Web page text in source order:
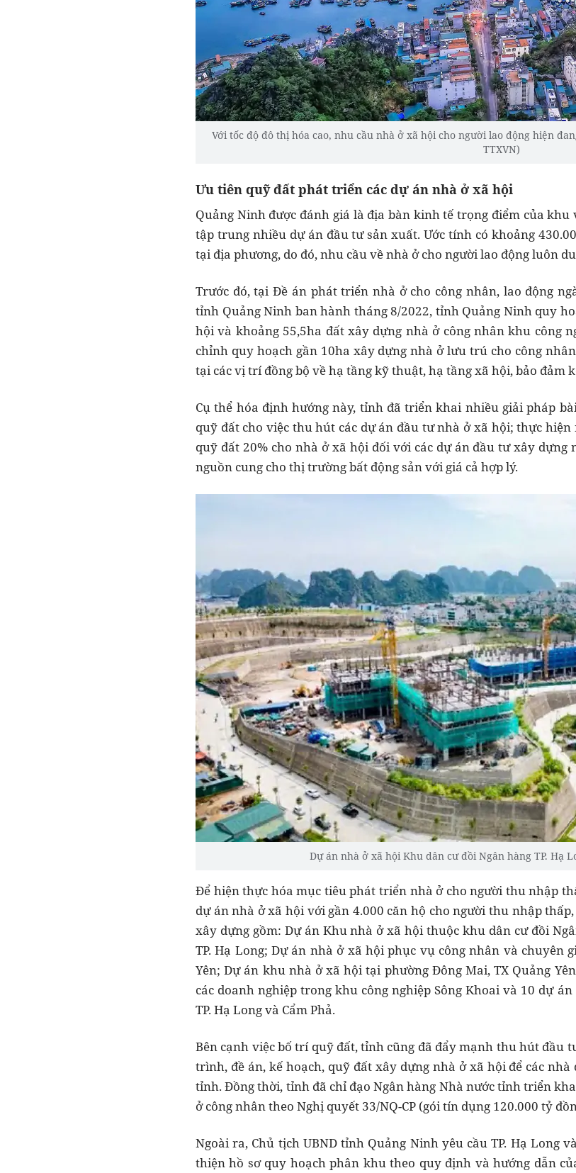
Với tốc độ đô thị hóa cao, nhu cầu nhà ở xã hội cho người lao động hiện
TTXVN)
Ưu tiên quỹ đất phát triển các dự án nhà ở xã hội
Quảng Ninh được đánh giá là địa bàn kinh tế trọng điểm của khu
tập trung nhiều dự án đầu tư sản xuất. Ước tính có khoảng
tại địa phương, do đó, nhu cầu về nhà ở cho người lao động luôn
Trước đó, tại Đề án phát triển nhà ở cho công nhân, lao động
tỉnh Quảng Ninh ban hành tháng 8/2022, tỉnh Quảng Ninh quy
hội và khoảng 55,5ha đất xây dựng nhà ở công nhân khu công
chỉnh quy hoạch gần 10ha xây dựng nhà ở lưu trú cho công
tại các vị trí đồng bộ về hạ tầng kỹ thuật, hạ tầng xã hội, bảo đảm
Cụ thể hóa định hướng này, tỉnh đã triển khai nhiều giải pháp
quỹ đất cho việc thu hút các dự án đầu tư nhà ở xã hội; thực
quỹ đất 20% cho nhà ở xã hội đối với các dự án đầu tư xây
nguồn cung cho thị trường bất động sản với giá cả hợp lý.
Dự án nhà ở xã hội Khu dân cư đồi Ngân hàng TP. Hạ
Để hiện thực hóa mục tiêu phát triển nhà ở cho người thu nhập
dự án nhà ở xã hội với gần 4.000 căn hộ cho người thu nhập
xây dựng gồm: Dự án Khu nhà ở xã hội thuộc khu dân cư đồi
TP. Hạ Long; Dự án nhà ở xã hội phục vụ công nhân và chuyên
Yên; Dự án khu nhà ở xã hội tại phường Đông Mai, TX Quảng
các doanh nghiệp trong khu công nghiệp Sông Khoai và 10 dự
TP. Hạ Long và Cẩm Phả.
Bên cạnh việc bố trí quỹ đất, tỉnh cũng đã đẩy mạnh thu hút đầu
trình, đề án, kế hoạch, quỹ đất xây dựng nhà ở xã hội để các
tỉnh. Đồng thời, tỉnh đã chỉ đạo Ngân hàng Nhà nước tỉnh triển
ở công nhân theo Nghị quyết 33/NQ-CP (gói tín dụng 120.000 tỷ
Ngoài ra, Chủ tịch UBND tỉnh Quảng Ninh yêu cầu TP. Hạ Long
thiện hồ sơ quy hoạch phân khu theo quy định và hướng dẫn